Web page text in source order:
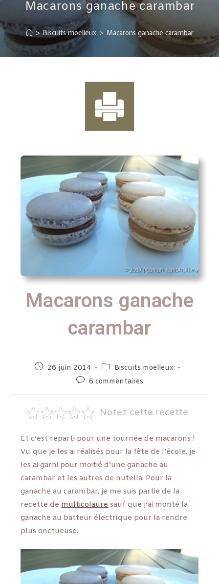
Macarons ganache carambar
> Biscuits moelleux > Macarons ganache carambar
Macarons ganache
carambar
26 juin 2014
Biscuits moelleux
6 commentaires
Notez cette recette
Et c’est reparti pour une tournée de macarons !
Vu que je les ai réalisés pour la fête de l’école, je
les ai garni pour moitié d’une ganache au
carambar et les autres de nutella. Pour la
ganache au carambar, je me suis partie de la
recette de multicolaure sauf que j’ai monté la
ganache au batteur électrique pour la rendre
plus onctueuse.